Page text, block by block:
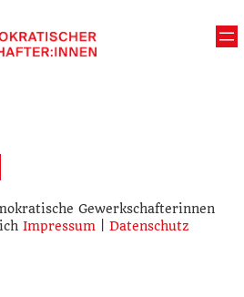
Gewerkschafterinnen
Impressum| Datenschutz